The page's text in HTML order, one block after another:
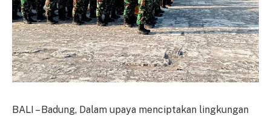
BALI – Badung, Dalam upaya menciptakan lingkungan